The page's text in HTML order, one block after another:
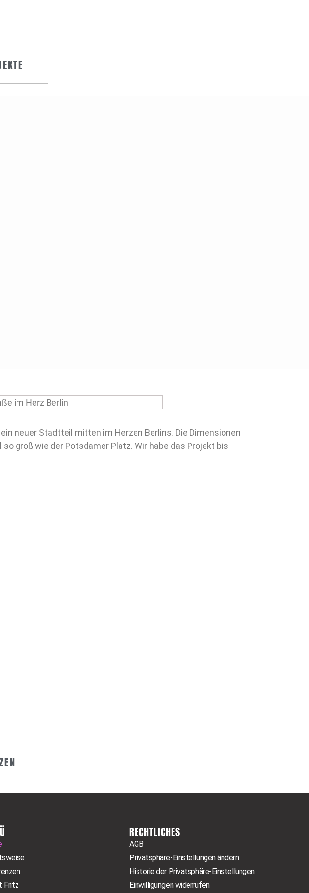
neuer Stadtteil mitten im Herzen Berlins. Die Dimensionen
groß wie der Potsdamer Platz. Wir habe das Projekt bis
Fritz
RECHTLICHES
AGB
Privatsphäre-Einstellungen ändern
Historie der Privatsphäre-Einstellungen
Einwilligungen widerrufen